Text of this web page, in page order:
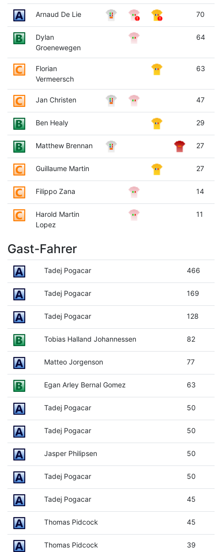
Arnaud De Lie 70
Dylan
Groenewegen
64
Florian
Vermeersch
63
Jan Christen 47
Ben Healy 29
Matthew Brennan 27
Guillaume Martin 27
Filippo Zana 14
Harold Martin
Lopez
11
Gast-Fahrer
Tadej Pogacar 466
Tadej Pogacar 169
Tadej Pogacar 128
Tobias Halland Johannessen 82
Matteo Jorgenson 77
Egan Arley Bernal Gomez 63
Tadej Pogacar 50
Tadej Pogacar 50
Jasper Philipsen 50
Tadej Pogacar 50
Tadej Pogacar 45
Thomas Pidcock 45
Thomas Pidcock 39